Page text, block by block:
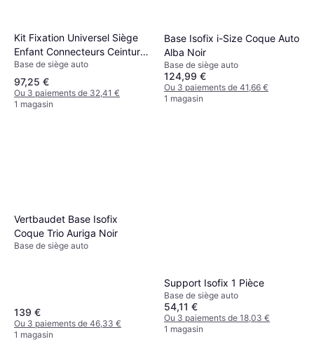
Kit Fixation Universel Siège
Enfant Connecteurs Ceinture
Noir
Base de siège auto
97,25 €
Ou 3 paiements de 32,41 €
1 magasin
Base Isofix i-Size Coque Auto
Alba Noir
Base de siège auto
124,99 €
Ou 3 paiements de 41,66 €
1 magasin
Vertbaudet Base Isofix
Coque Trio Auriga Noir
Base de siège auto
139 €
Ou 3 paiements de 46,33 €
1 magasin
Support Isofix 1 Pièce
Base de siège auto
54,11 €
Ou 3 paiements de 18,03 €
1 magasin